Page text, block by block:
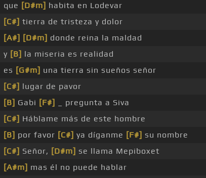
que [D#m] habita en Lodevar
[C#] tierra de tristeza y dolor
[A#] [D#m] donde reina la maldad
y [B] la miseria es realidad
es [G#m] una tierra sin sueños señor
[C#] lugar de pavor
[B] Gabi [F#]
_ pregunta a Siva
[C#] Háblame más de este hombre
[B] por favor [C#] ya díganme [F#] su nombre
[C#] Señor, [D#m] se llama Mepiboxet
[A#m] mas él no puede hablar